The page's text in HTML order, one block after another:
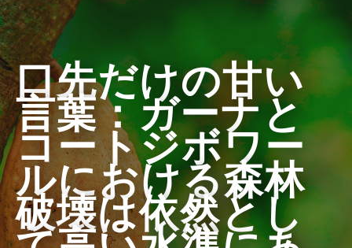
口先だけの甘い
言葉：ガーナと
コートジボワー
ルにおける森林
破壊は依然とし